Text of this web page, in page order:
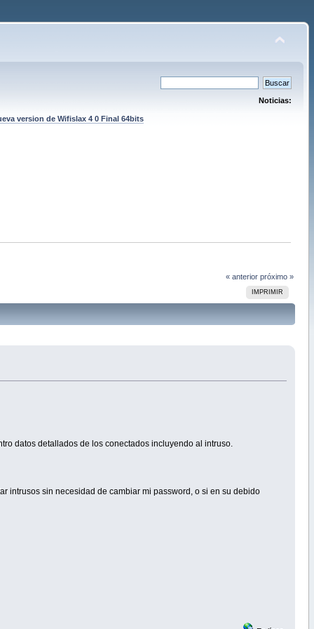
Noticias:
version de Wifislax 4 0 Final 64bits
« anterior próximo »
IMPRIMIR
datos detallados de los conectados incluyendo al intruso.
intrusos sin necesidad de cambiar mi password, o si en su debido